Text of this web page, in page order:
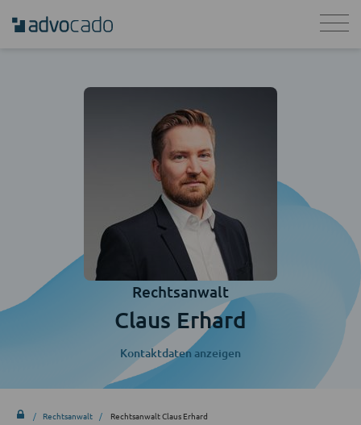
Rechtsanwalt
Claus Erhard
Kontaktdaten anzeigen
Rechtsanwalt Rechtsanwalt Claus Erhard